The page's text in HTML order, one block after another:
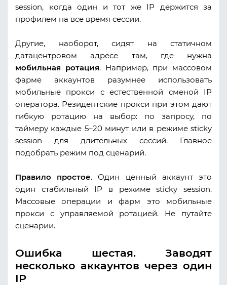
session, когда один и тот же IP держится за
профилем на все время сессии.
Другие, наоборот, сидят на статичном
датацентровом адресе там, где нужна
мобильная ротация. Например, при массовом
фарме аккаунтов разумнее использовать
мобильные прокси с естественной сменой IP
оператора. Резидентские прокси при этом дают
гибкую ротацию на выбор: по запросу, по
таймеру каждые 5–20 минут или в режиме sticky
session для длительных сессий. Главное
подобрать режим под сценарий.
Правило простое. Один ценный аккаунт это
один стабильный IP в режиме sticky session.
Массовые операции и фарм это мобильные
прокси с управляемой ротацией. Не путайте
сценарии.
Ошибка шестая. Заводят
несколько аккаунтов через один
IP